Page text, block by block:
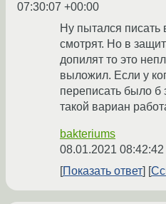
07:30:07 +00:00
Ну пытался писать
смотрят. Но в
допилят то это
выложил. Если у
переписать было б
такой вариан
bakteriums
08.01.2021
Показать ответ